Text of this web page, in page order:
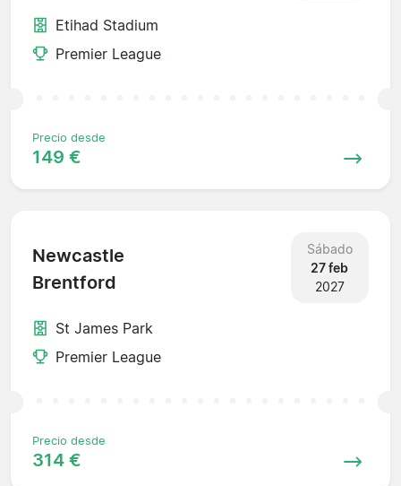
Etihad Stadium
Premier League
Precio desde
149 €
Newcastle
Brentford
Sábado
27 feb
2027
St James Park
Premier League
Precio desde
314 €